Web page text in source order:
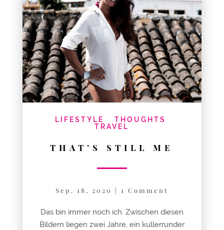
LIFESTYLE
THOUGHTS
TRAVEL
THAT’S STILL ME
Sep. 18, 2020 | 1 Comment
Das bin immer noch ich. Zwischen diesen
Bildern liegen zwei Jahre, ein kullerrunder